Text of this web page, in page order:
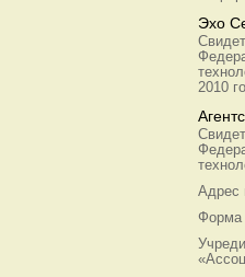
Эхо
2010
Адрес
Форма